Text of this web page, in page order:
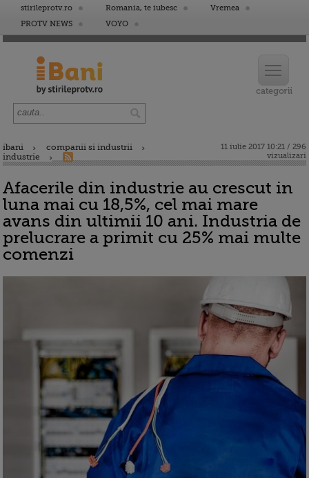
stirileprotv.ro Romania, te iubesc
Vremea
PROTV NEWS
VOYO
ibani
companii si industrii
industrie
11 iulie 2017 10:21 / 296
vizualizari
Afacerile din industrie au crescut in
luna mai cu 18,5%, cel mai mare
avans din ultimii 10 ani. Industria de
prelucrare a primit cu 25% mai multe
comenzi